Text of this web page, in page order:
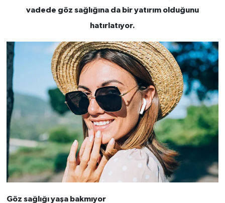
vadede göz sağlığına da bir yatırım olduğunu
hatırlatıyor.
Göz sağlığı yaşa bakmıyor